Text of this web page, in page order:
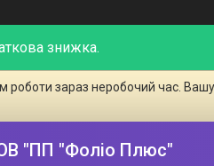
знижка.
роботи зараз неробочий час.
"ПП "Фоліо Плюс"